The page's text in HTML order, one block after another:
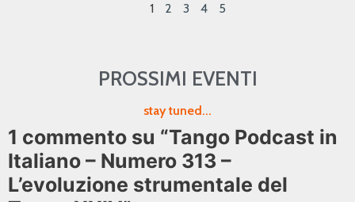
1 2 3 4 5
PROSSIMI EVENTI
stay tuned...
1 commento su “Tango Podcast in
Italiano – Numero 313 –
L’evoluzione strumentale del